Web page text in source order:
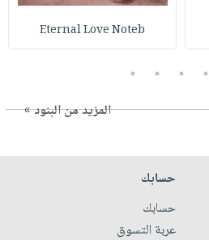
Eternal Love Noteb
2
3
4
5
المزيد من البنود »
حسابك
حسابك
عربة التسوق